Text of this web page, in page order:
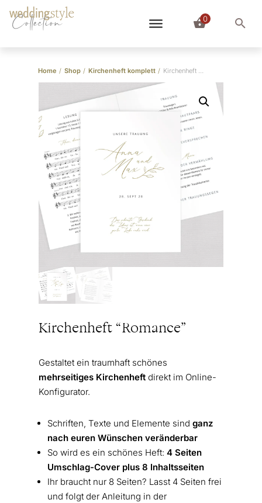
Collection 0
Home / Shop / Kirchenheft komplett / Kirchenheft “Romance”
Kirchenheft “Romance”
Gestaltet ein traumhaft schönes
mehrseitiges Kirchenheftdirekt im Online-
Konfigurator.
Schriften, Texte und Elemente sind ganz
nach euren Wünschen veränderbar
So wird es ein schönes Heft: 4 Seiten
Umschlag-Cover plus 8 Inhaltsseiten
Ihr braucht nur 8 Seiten? Lasst 4 Seiten frei
und folgt der Anleitung in der